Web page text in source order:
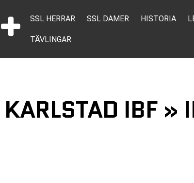
SSL HERRAR SSL DAMER HISTORIA
TÄVLINGAR
IBF »